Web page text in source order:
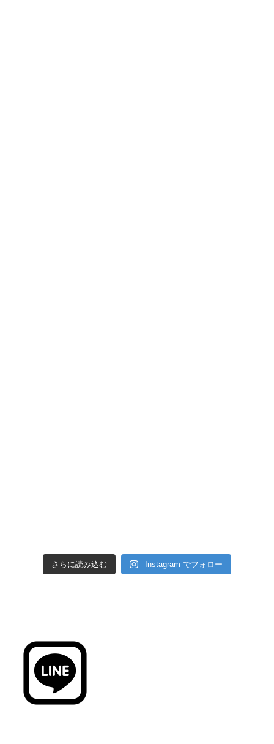
さらに読み込む Instagram でフォロー